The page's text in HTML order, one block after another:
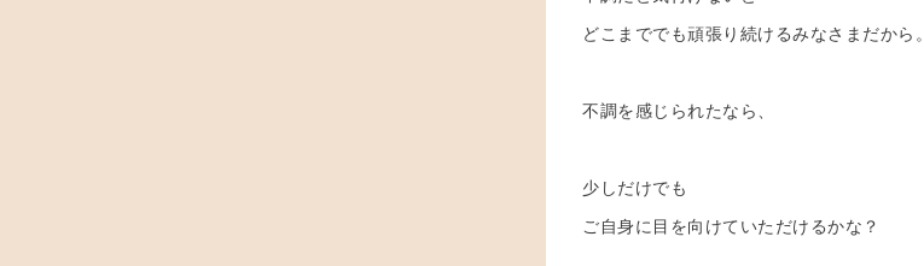
どこまででも頑張り続けるみなさまだから。
不調を感じられたなら、
少しだけでも
ご自身に目を向けていただけるかな？